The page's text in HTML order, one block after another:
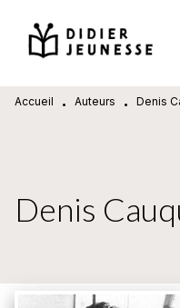
MENU RECHERCHE
PIED DE PAGE
Accueil • Auteurs • Denis
Denis